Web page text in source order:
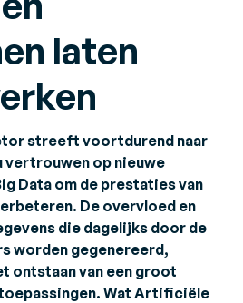
laten
streeft voortdurend naar
vertrouwen op nieuwe
Data om de prestaties van
De overvloed en
die dagelijks door de
worden gegenereerd,
ontstaan van een groot
Wat Artificiële